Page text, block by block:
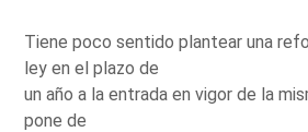
Tiene poco sentido plantear una
ley en el plazo de
un año a la entrada en vigor de la
pone de